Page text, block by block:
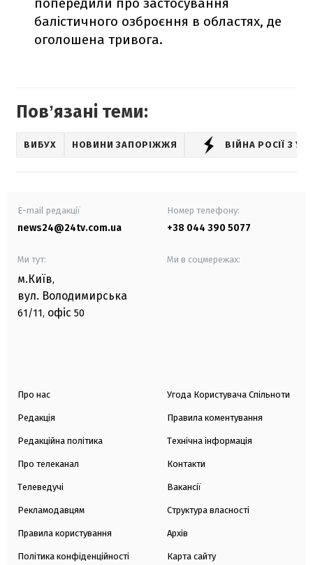
балістичного озброєння в областях, де
оголошена тривога.
Повʼязані теми:
ВИБУХ НОВИНИ ЗАПОРІЖЖЯ ВІЙНА РОСІЇ З
E-mail редакції
news24@24tv.com.ua
Номер телефону:
+38 044 390 5077
Ми тут:
м.Київ,
вул. Володимирська
61/11, офіс 50
Ми в соцмережах:
Про нас
Редакція
Редакційна політика
Про телеканал
Телеведучі
Рекламодавцям
Правила користування
Політика конфіденційності
Угода Користувача Спільноти
Правила коментування
Технічна інформація
Контакти
Вакансії
Структура власності
Архів
Карта сайту